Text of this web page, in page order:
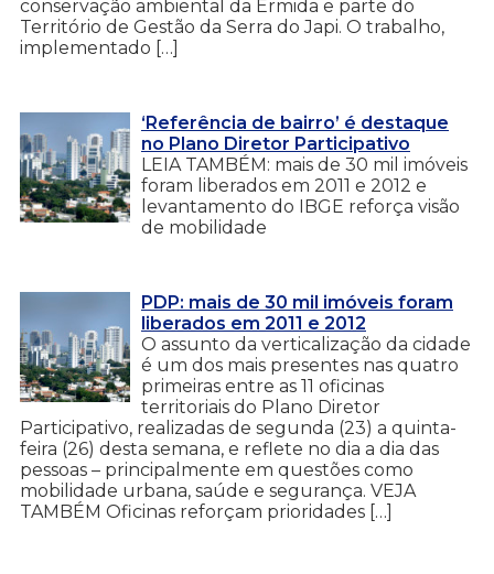
conservação ambiental da Ermida e parte do
Território de Gestão da Serra do Japi. O trabalho,
implementado […]
‘Referência de bairro’ é destaque
no Plano Diretor Participativo
LEIA TAMBÉM: mais de 30 mil imóveis
foram liberados em 2011 e 2012 e
levantamento do IBGE reforça visão
de mobilidade
PDP: mais de 30 mil imóveis foram
liberados em 2011 e 2012
O assunto da verticalização da cidade
é um dos mais presentes nas quatro
primeiras entre as 11 oficinas
territoriais do Plano Diretor
Participativo, realizadas de segunda (23) a quinta-
feira (26) desta semana, e reflete no dia a dia das
pessoas – principalmente em questões como
mobilidade urbana, saúde e segurança. VEJA
TAMBÉM Oficinas reforçam prioridades […]